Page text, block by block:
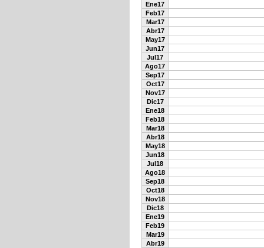
Ene17
Feb17
Mar17
Abr17
May17
Jun17
Jul17
Ago17
Sep17
Oct17
Nov17
Dic17
Ene18
Feb18
Mar18
Abr18
May18
Jun18
Jul18
Ago18
Sep18
Oct18
Nov18
Dic18
Ene19
Feb19
Mar19
Abr19